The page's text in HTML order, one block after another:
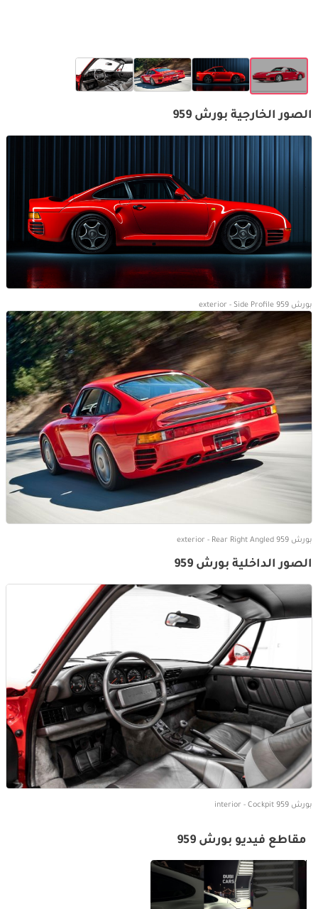
الصور الخارجية بورش 959
بورش 959 exterior - Side Profile
بورش 959 exterior - Rear Right Angled
الصور الداخلية بورش 959
بورش 959 interior - Cockpit
مقاطع فيديو بورش 959